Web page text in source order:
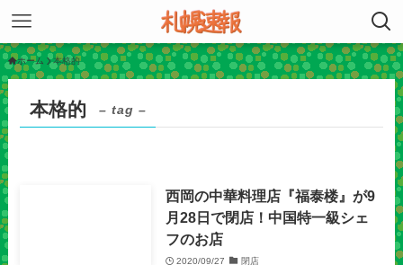
ホーム 本格的
本格的 – tag –
西岡の中華料理店『福泰楼』が9
月28日で閉店！中国特一級シェ
フのお店
2020/09/27 閉店